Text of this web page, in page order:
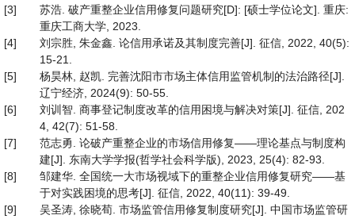
[3]
苏浩. 破产重整企业信用修复问题研究[D]: [硕士学位论文]. 重庆:
重庆工商大学, 2023.
[4]
刘宗胜, 朱金鑫. 论信用承诺及其制度完善[J]. 征信, 2022, 40(5):
15-21.
[5]
杨昊林, 赵凯. 完善沈阳市市场主体信用监管机制的法治路径[J].
辽宁经济, 2024(9): 50-55.
[6]
刘训智. 商事登记制度改革的信用困境与解决对策[J]. 征信, 202
4, 42(7): 51-58.
[7]
范志勇. 论破产重整企业的市场信用修复——理论基点与制度构
建[J]. 东南大学学报(哲学社会科学版), 2023, 25(4): 82-93.
[8]
邹建华. 全国统一大市场视域下的重整企业信用修复研究——基
于对实践困境的思考[J]. 征信, 2022, 40(11): 39-49.
[9]
吴圣涛, 徐晓荀. 市场监管信用修复制度研究[J]. 中国市场监管研